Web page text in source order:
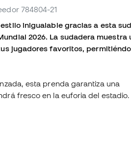
784804-21
inigualable gracias a esta
2026. La sudadera muestra
jugadores favoritos,
esta prenda garantiza una
fresco en la euforia del estadio.